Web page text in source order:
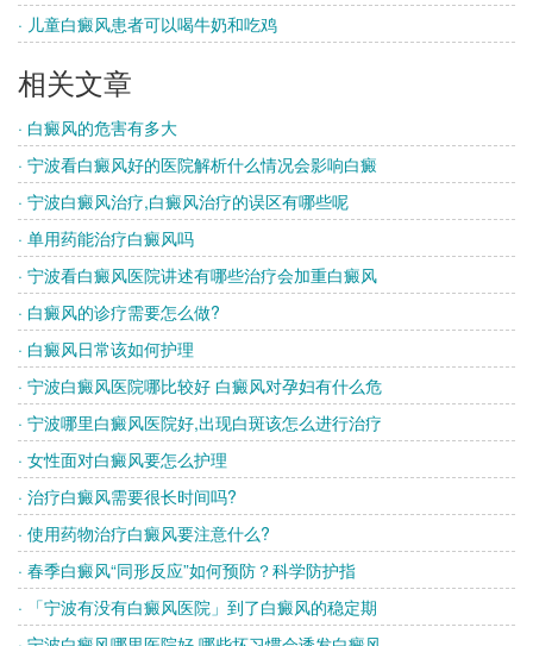
· 儿童白癜风患者可以喝牛奶和吃鸡
相关文章
· 白癜风的危害有多大
· 宁波看白癜风好的医院解析什么情况会影响白癜
· 宁波白癜风治疗,白癜风治疗的误区有哪些呢
· 单用药能治疗白癜风吗
· 宁波看白癜风医院讲述有哪些治疗会加重白癜风
· 白癜风的诊疗需要怎么做?
· 白癜风日常该如何护理
· 宁波白癜风医院哪比较好 白癜风对孕妇有什么危
· 宁波哪里白癜风医院好,出现白斑该怎么进行治疗
· 女性面对白癜风要怎么护理
· 治疗白癜风需要很长时间吗?
· 使用药物治疗白癜风要注意什么?
· 春季白癜风“同形反应”如何预防？科学防护指
· 「宁波有没有白癜风医院」到了白癜风的稳定期